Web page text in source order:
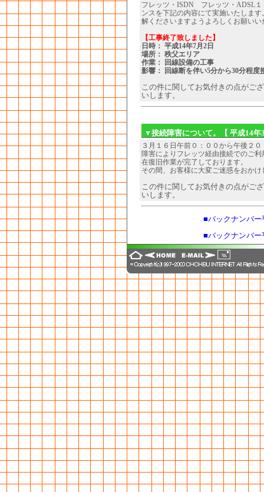
フレッツ・ISDN フレッツ・ADSL１
ンスを下記の内容にて実施いたします
解くださいますようよろしくお願いい
【工事終了致しました】
日時： 平成14年7月2日
場所： 秩父エリア
作業： 回線設備の工事
影響： 回線断を伴い5分から30分程度
この件に関してお気付きの点がご
いします。
▼接続障害について。 【 平成14
３月１６日午前０：００から午後２
障害によりフレッツ経由接続でのご
在復旧作業が完了しております。
その間、お客様に大変ご迷惑をおか
この件に関してお気付きの点がご
いします。
■バックナンバー
■バックナンバー